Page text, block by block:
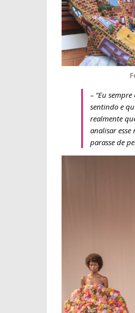
– “Eu
sentindo e
realmente
analisar esse
parasse de